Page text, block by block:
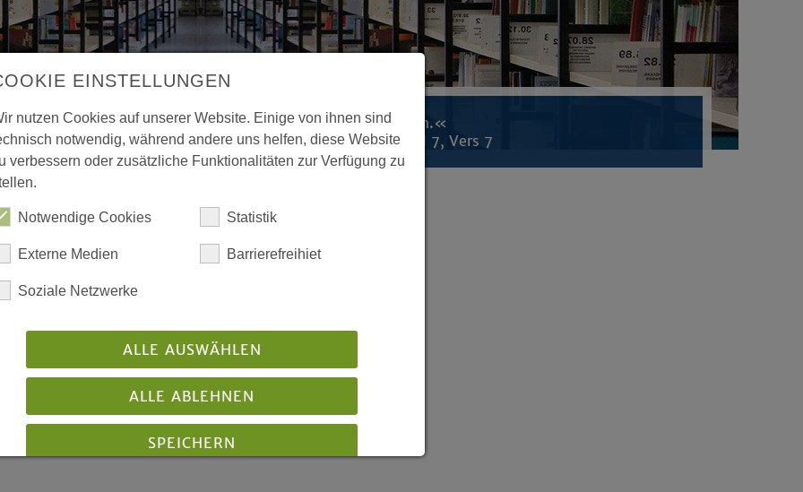
»Suchet, so werdet ihr finden.«
Matthäusevangelium, Kapitel 7, Vers 7
der evangelischen Landeskirchen und der
Bistümer in Nordrhein-Westfalen zu Rosch
5784
09/2023
EINSTELLUNGEN
nutzen Cookies auf unserer Website. Einige von ihnen sind
notwendig, während andere uns helfen, diese Website
verbessern oder zusätzliche Funktionalitäten zur Verfügung zu
Notwendige Cookies Statistik
Externe Medien Barrierefreihiet
Soziale Netzwerke
ALLE AUSWÄHLEN
ALLE ABLEHNEN
SPEICHERN